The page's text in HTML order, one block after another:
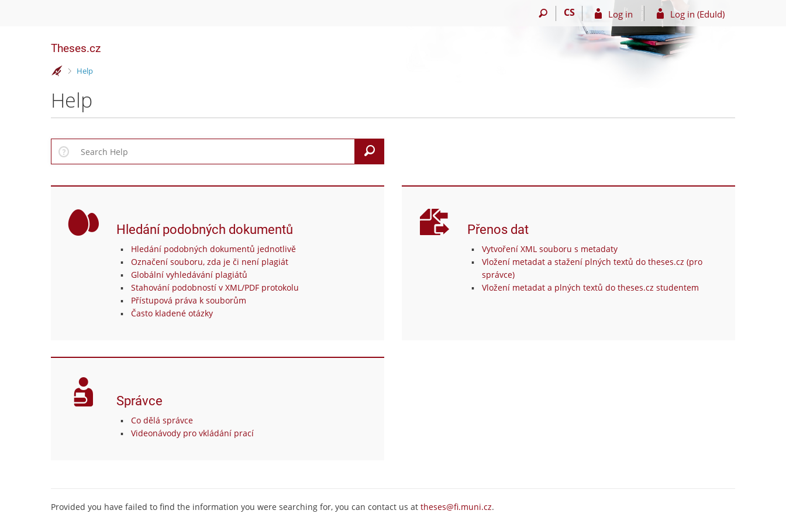
CS Log in Log in (EduId)
Theses.cz
>Help
Help
Hledání podobných dokumentů
Hledání podobných dokumentů jednotlivě
Označení souboru, zda je či není plagiát
Globální vyhledávání plagiátů
Stahování podobností v XML/PDF protokolu
Přístupová práva k souborům
Často kladené otázky
Přenos dat
Vytvoření XML souboru s metadaty
Vložení metadat a stažení plných textů do theses.cz (pro
správce)
Vložení metadat a plných textů do theses.cz studentem
Správce
Co dělá správce
Videonávody pro vkládání prací
Provided you have failed to find the information you were searching for, you can contact us at theses@fi.muni.cz.